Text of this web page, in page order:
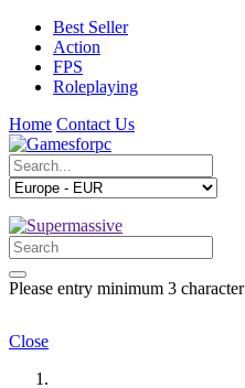
Best Seller
Action
FPS
Roleplaying
Home Contact Us
Please entry minimum 3 character
Close